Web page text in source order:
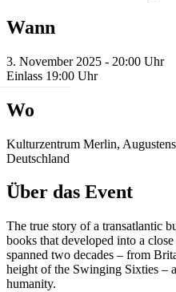
Wann
3. November 2025 - 20:00 Uhr
Einlass 19:00 Uhr
Wo
Kulturzentrum Merlin,
Deutschland
Über das Event
The true story of a transatlantic
books that developed into a
spanned two decades – from
height of the Swinging Sixties –
humanity.